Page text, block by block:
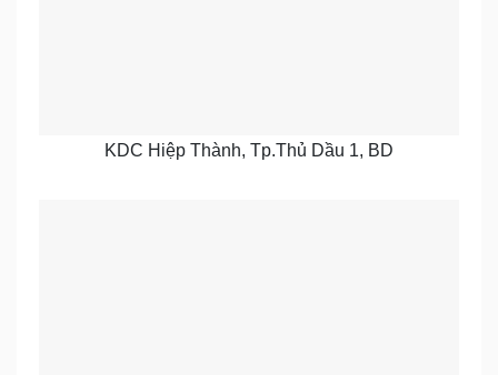
KDC Hiệp Thành, Tp.Thủ Dầu 1, BD